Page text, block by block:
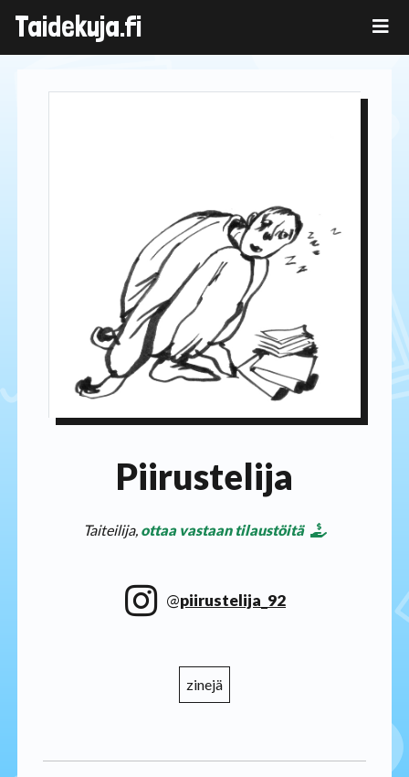
content
Taidekuja.fi
Piirustelija
Taiteilija, ottaa vastaan tilaustöitä
@piirustelija_92
zinejä